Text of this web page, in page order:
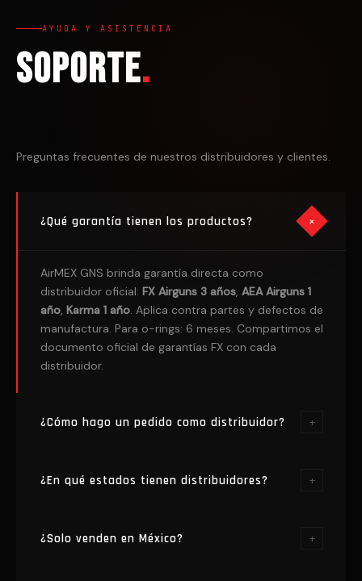
AYUDA Y ASISTENCIA
Soporte.
Preguntas frecuentes de nuestros distribuidores y clientes.
¿Qué garantía tienen los productos? +
AirMEX GNS brinda garantía directa como
distribuidor oficial: FX Airguns 3 años, AEA Airguns 1
año, Karma 1 año. Aplica contra partes y defectos de
manufactura. Para o-rings: 6 meses. Compartimos el
documento oficial de garantías FX con cada
distribuidor.
¿Cómo hago un pedido como distribuidor? +
Una vez que formes parte de la red, puedes realizar
¿En qué estados tienen distribuidores? +
Contamos con 9 distribuidores oficiales en 8
¿Solo venden en México? +